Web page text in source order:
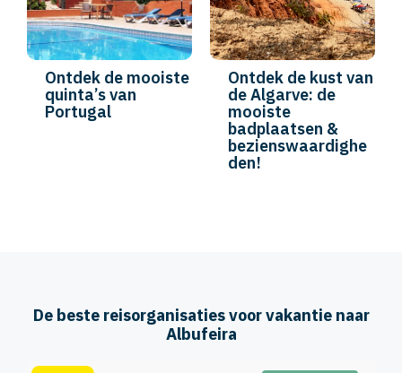
Ontdek de mooiste
quinta’s van
Portugal
Ontdek de kust van
de Algarve: de
mooiste
badplaatsen &
bezienswaardighe
den!
De beste reisorganisaties voor vakantie naar
Albufeira